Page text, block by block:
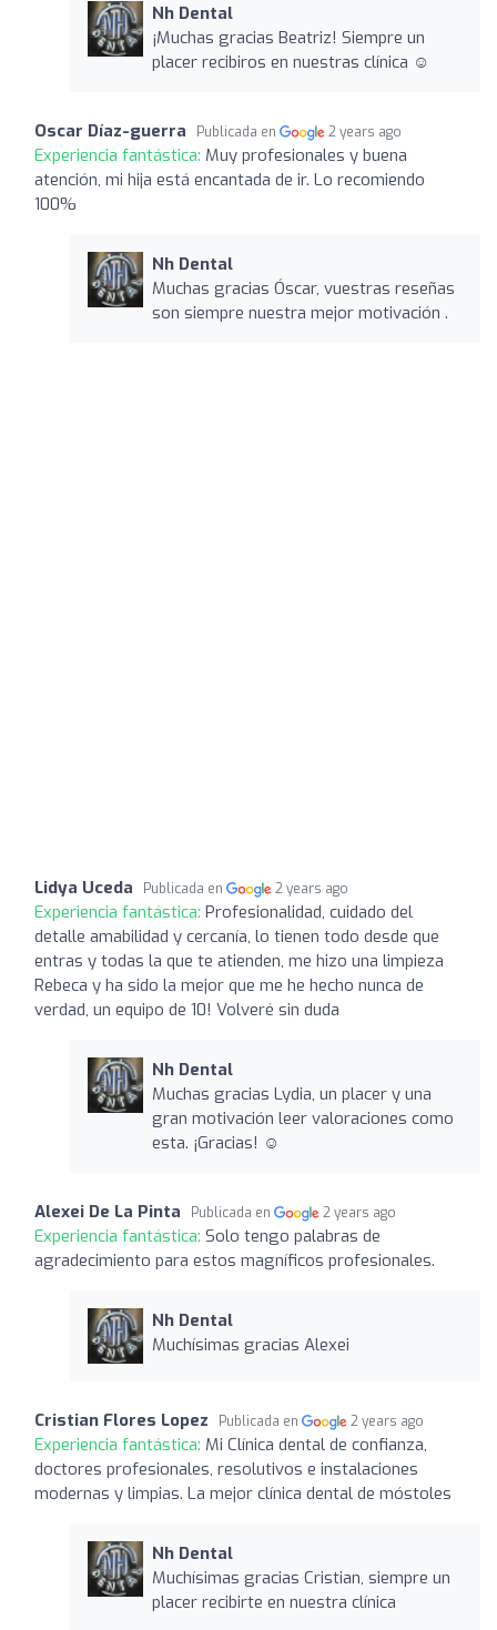
Nh Dental
¡Muchas gracias Beatriz! Siempre un
placer recibiros en nuestras clínica ☺️
Oscar Díaz-guerra Publicada en 2 years ago
Experiencia fantástica: Muy profesionales y buena
atención, mi hija está encantada de ir. Lo recomiendo
100%
Nh Dental
Muchas gracias Óscar, vuestras reseñas
son siempre nuestra mejor motivación .
Lidya Uceda Publicada en 2 years ago
Experiencia fantástica: Profesionalidad, cuidado del
detalle amabilidad y cercanía, lo tienen todo desde que
entras y todas la que te atienden, me hizo una limpieza
Rebeca y ha sido la mejor que me he hecho nunca de
verdad, un equipo de 10! Volveré sin duda
Nh Dental
Muchas gracias Lydia, un placer y una
gran motivación leer valoraciones como
esta. ¡Gracias! ☺️
Alexei De La Pinta Publicada en 2 years ago
Experiencia fantástica: Solo tengo palabras de
agradecimiento para estos magníficos profesionales.
Nh Dental
Muchísimas gracias Alexei
Cristian Flores Lopez Publicada en 2 years ago
Experiencia fantástica: Mi Clínica dental de confianza,
doctores profesionales, resolutivos e instalaciones
modernas y limpias. La mejor clínica dental de móstoles
Nh Dental
Muchísimas gracias Cristian, siempre un
placer recibirte en nuestra clínica